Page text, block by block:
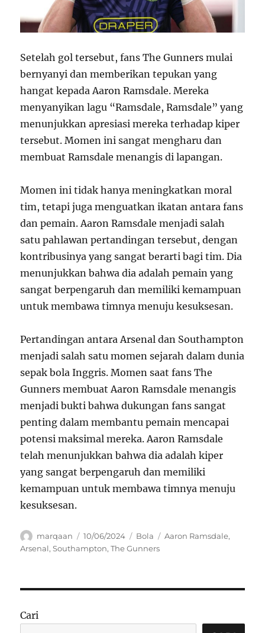
Setelah gol tersebut, fans The Gunners mulai
bernyanyi dan memberikan tepukan yang
hangat kepada Aaron Ramsdale. Mereka
menyanyikan lagu “Ramsdale, Ramsdale” yang
menunjukkan apresiasi mereka terhadap kiper
tersebut. Momen ini sangat mengharu dan
membuat Ramsdale menangis di lapangan.
Momen ini tidak hanya meningkatkan moral
tim, tetapi juga menguatkan ikatan antara fans
dan pemain. Aaron Ramsdale menjadi salah
satu pahlawan pertandingan tersebut, dengan
kontribusinya yang sangat berarti bagi tim. Dia
menunjukkan bahwa dia adalah pemain yang
sangat berpengaruh dan memiliki kemampuan
untuk membawa timnya menuju kesuksesan.
Pertandingan antara Arsenal dan Southampton
menjadi salah satu momen sejarah dalam dunia
sepak bola Inggris. Momen saat fans The
Gunners membuat Aaron Ramsdale menangis
menjadi bukti bahwa dukungan fans sangat
penting dalam membantu pemain mencapai
potensi maksimal mereka. Aaron Ramsdale
telah menunjukkan bahwa dia adalah kiper
yang sangat berpengaruh dan memiliki
kemampuan untuk membawa timnya menuju
kesuksesan.
Author
marqaan
Posted
on
10/06/2024 Categories
Bola Tags
Aaron Ramsdale,
Arsenal,Southampton,The Gunners
Cari